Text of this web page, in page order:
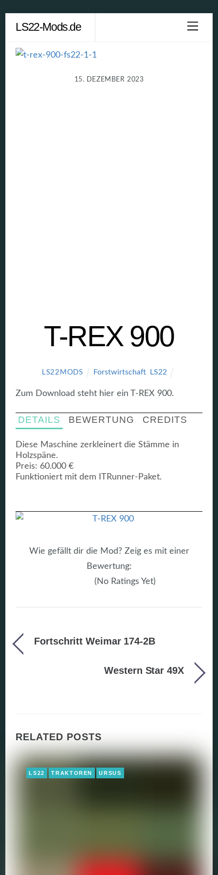
content
LS22-Mods.de
15. DEZEMBER 2023
T-REX 900
LS22MODS Forstwirtschaft LS22
Zum Download steht hier ein T-REX 900.
DETAILS BEWERTUNG CREDITS
Diese Maschine zerkleinert die Stämme in
Holzspäne.
Preis: 60.000 €
Funktioniert mit dem ITRunner-Paket.
Wie gefällt dir die Mod? Zeig es mit einer
Bewertung:
(No Ratings Yet)
Fortschritt Weimar 174-2B
Western Star 49X
RELATED POSTS
LS22 TRAKTOREN URSUS